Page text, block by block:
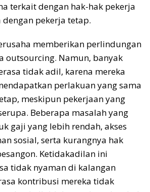
terkait dengan hak-hak pekerja
pekerja tetap.
memberikan perlindungan
outsourcing. Namun, banyak
tidak adil, karena mereka
perlakuan yang sama
meskipun pekerjaan yang
Beberapa masalah yang
gaji yang lebih rendah, akses
sosial, serta kurangnya hak
Ketidakadilan ini
tidak nyaman di kalangan
kontribusi mereka tidak